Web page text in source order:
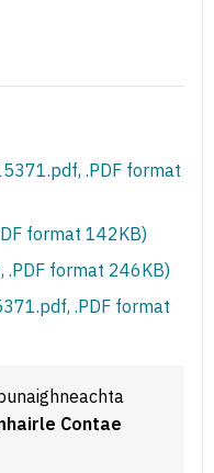
.PDF format
format 142KB)
format 246KB)
.PDF format
Contae